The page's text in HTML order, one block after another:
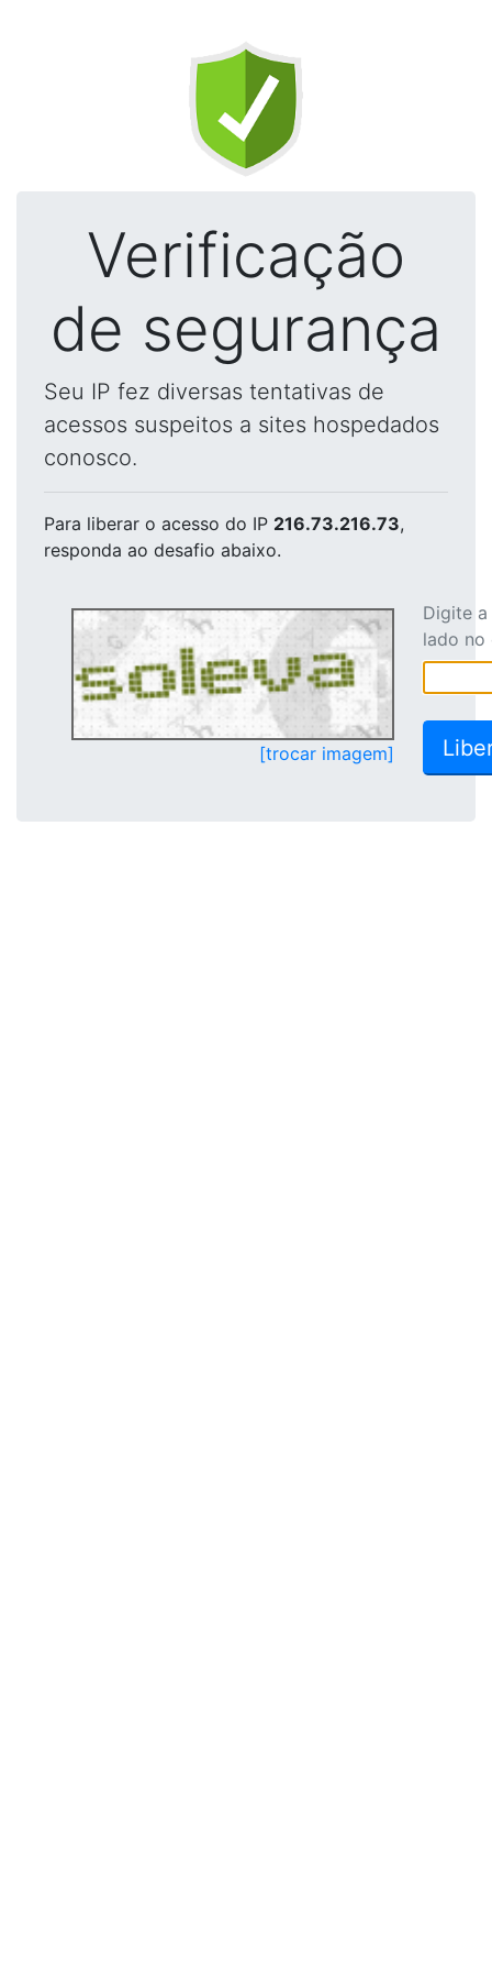
Verificação
de segurança
Seu IP fez diversas tentativas de
acessos suspeitos a sites hospedados
conosco.
Para liberar o acesso do IP 216.73.216.73,
responda ao desafio abaixo.
[trocar imagem]
Digite
lado no